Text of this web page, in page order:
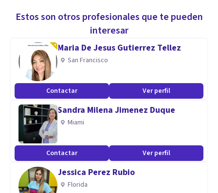
Estos son otros profesionales que te pueden
interesar
Maria De Jesus Gutierrez Tellez
San Francisco
Contactar Ver perfil
Sandra Milena Jimenez Duque
Miami
Contactar Ver perfil
Jessica Perez Rubio
Florida